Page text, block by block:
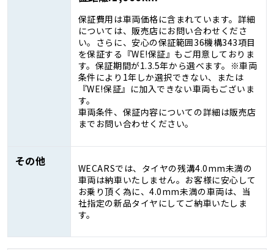
保証費用は車両価格に含まれています。詳細
については、販売店にお問い合わせくださ
い。さらに、安心の保証範囲36機構343項目
を保証する『WE!保証』もご用意しておりま
す。保証期間が1.3.5年から選べます。※車両
条件により1年しか選択できない、または
『WE!保証』に加入できない車両もございま
す。
車両条件、保証内容についての詳細は販売店
までお問い合わせください。
その他
WECARSでは、タイヤの残溝4.0mm未満の
車両は納車いたしません。お客様に安心して
お乗り頂く為に、4.0mm未満の車両は、当
社指定の新品タイヤにしてご納車いたしま
す。